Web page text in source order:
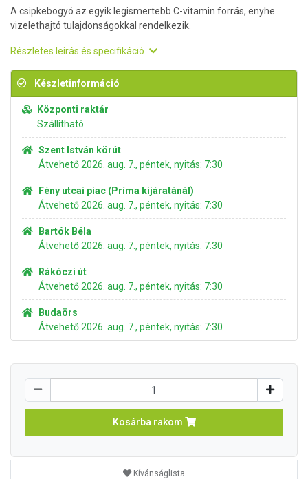
A csipkebogyó az egyik legismertebb C-vitamin forrás, enyhe
vizelethajtó tulajdonságokkal rendelkezik.
Részletes leírás és specifikáció
Készletinformáció
Központi raktár
Szállítható
Szent István körút
Átvehető 2026. aug. 7., péntek, nyitás: 7:30
Fény utcai piac (Príma kijáratánál)
Átvehető 2026. aug. 7., péntek, nyitás: 7:30
Bartók Béla
Átvehető 2026. aug. 7., péntek, nyitás: 7:30
Rákóczi út
Átvehető 2026. aug. 7., péntek, nyitás: 7:30
Budaörs
Átvehető 2026. aug. 7., péntek, nyitás: 7:30
Kosárba rakom
Kívánságlista